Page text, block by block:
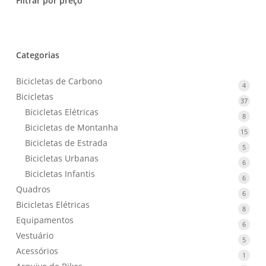
Categorias
Bicicletas de Carbono 44
Bicicletas 3737
Bicicletas Elétricas 88
Bicicletas de Montanha 1515
Bicicletas de Estrada 55
Bicicletas Urbanas 66
Bicicletas Infantis 66
Quadros 66
Bicicletas Elétricas 88
Equipamentos 66
Vestuário 55
Acessórios 1